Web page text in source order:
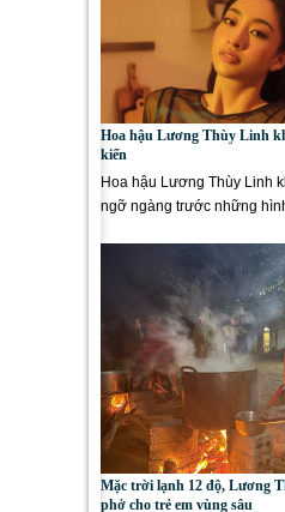
Hoa hậu Lương Thùy Linh
kiến
Hoa hậu Lương Thùy Linh
ngỡ ngàng trước những
Mặc trời lạnh 12 độ, Lương
phở cho trẻ em vùng sâu